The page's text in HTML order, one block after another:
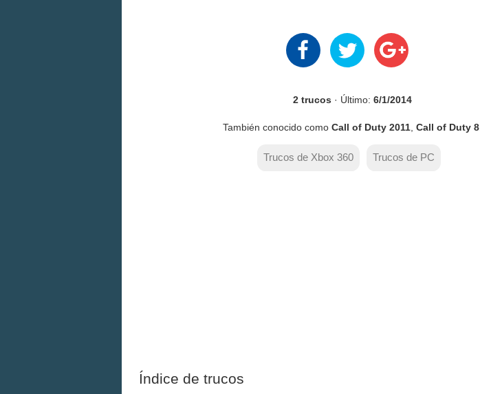
2 trucos · Último: 6/1/2014
También conocido como Call of Duty 2011, Call of Duty 8.
Trucos de Xbox 360 Trucos de PC
Índice de trucos